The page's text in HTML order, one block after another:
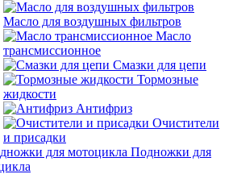
Масло для воздушных фильтров
Масло
трансмиссионное
Смазки для цепи
Тормозные
жидкости
Антифриз
Очистители
и присадки
Подножки для